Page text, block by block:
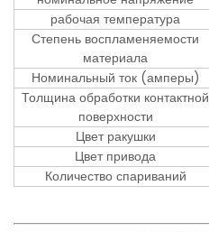
рабочая температура
Степень воспламеняемости
материала
Номинальный ток (амперы)
Толщина обработки контактной
поверхности
Цвет ракушки
Цвет привода
Количество спариваний